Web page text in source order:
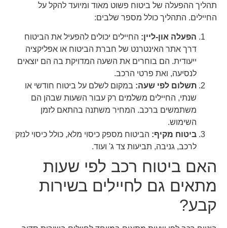
תהליך ההפעלה של ביטוח פשוט מאוד ומיועד להקל על
החיילים. התהליך כולל מספר שלבים:
הפעלה און-ליין:החיילים יכולים להפעיל את הביטוח
דרך אתר האינטרנט של חברת הביטוח או אפליקציה
ייעודית. הם בוחרים את השעה המדויקת בה הם יוצאים
לנסיעה, ואת פרטי הרכב.
תשלום לפי שעה:במקום לשלם על ביטוח חודשי או
שנתי, החיילים משלמים רק עבור השעות שבהן הם
משתמשים ברכב. המחיר משתנה בהתאם לזמן
השימוש.
ביטוח מקיף:הביטוח מספק כיסוי מלא, כולל כיסוי לנזק
לרכב, גניבה, תביעות צד ג' ועוד.
האם ביטוח רכב לפי שעות
מתאים גם לחיילים בשירות
קבע?